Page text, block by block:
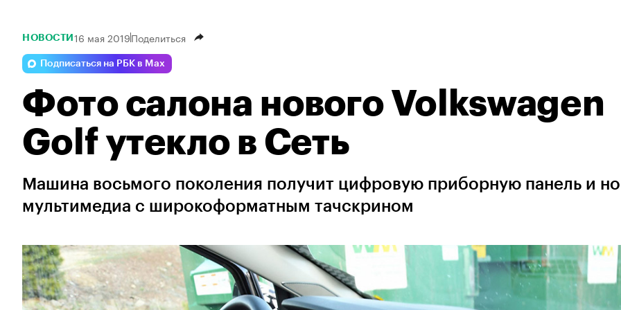
НОВОСТИ 16 мая 2019Поделиться
Подписаться на РБК в Max
Фото салона нового Volkswagen
Golf утекло в Сеть
Машина восьмого поколения получит цифровую приборную панель и
мультимедиа с широкоформатным тачскрином